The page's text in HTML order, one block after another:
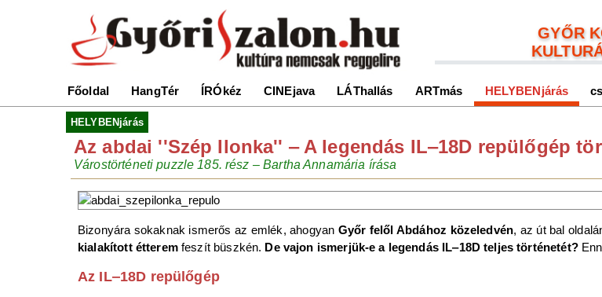
GYŐR
Főoldal HangTér ÍRÓkéz CINEjava LÁThallás ARTmás HELYBENjárás
HELYBENjárás
Az abdai ''Szép Ilonka'' ‒ A legendás IL‒18D repülőgép
Várostörténeti puzzle 185. rész – Bartha Annamária írása
Bizonyára sokaknak ismerős az emlék, ahogyan Győr felől Abdához közeledvén, az út bal
kialakított étteremfeszít büszkén. De vajon ismerjük-e a legendás IL‒18D teljes történetét?
Az IL‒18D repülőgép